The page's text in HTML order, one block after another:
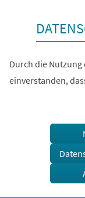
Durch die
einverstanden,